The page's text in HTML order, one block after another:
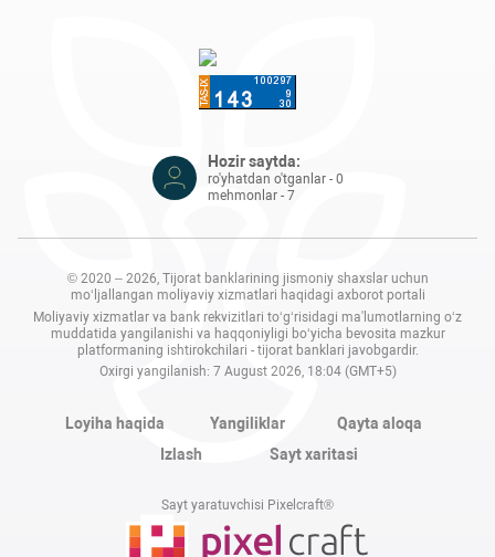
Hozir saytda:
ro'yhatdan o'tganlar - 0
mehmonlar - 7
© 2020 – 2026, Tijorat banklarining jismoniy shaxslar uchun
mo‘ljallangan moliyaviy xizmatlari haqidagi axborot portali
Moliyaviy xizmatlar va bank rekvizitlari to‘g‘risidagi ma'lumotlarning o‘z
muddatida yangilanishi va haqqoniyligi bo‘yicha bevosita mazkur
platformaning ishtirokchilari - tijorat banklari javobgardir.
Oxirgi yangilanish: 7 August 2026, 18:04 (GMT+5)
Loyiha haqida Yangiliklar
Qayta aloqa
Izlash
Sayt xaritasi
Sayt yaratuvchisi Pixelcraft®